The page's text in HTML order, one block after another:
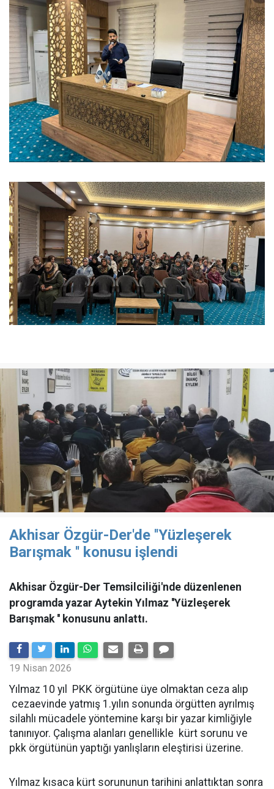
Akhisar Özgür-Der'de ''Yüzleşerek
Barışmak '' konusu işlendi
Akhisar Özgür-Der Temsilciliği'nde düzenlenen
programda yazar Aytekin Yılmaz ''Yüzleşerek
Barışmak '' konusunu anlattı.
19 Nisan 2026
Yılmaz 10 yıl PKK örgütüne üye olmaktan ceza alıp
cezaevinde yatmış 1.yılın sonunda örgütten ayrılmış
silahlı mücadele yöntemine karşı bir yazar kimliğiyle
tanınıyor. Çalışma alanları genellikle kürt sorunu ve
pkk örgütünün yaptığı yanlışların eleştirisi üzerine.
Yılmaz kısaca kürt sorununun tarihini anlattıktan sonra